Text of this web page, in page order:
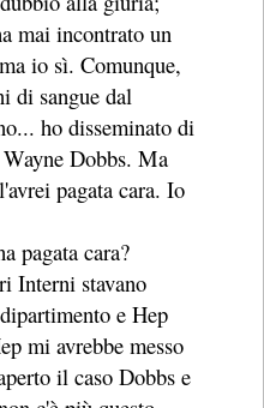
mai incontrato un
io sì. Comunque,
di sangue dal
ho disseminato di
Dobbs. Ma
pagata cara. Io
pagata cara?
Interni stavano
e Hep
mi avrebbe messo
il caso Dobbs e